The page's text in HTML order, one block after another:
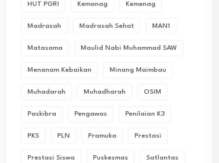
HUT PGRI Kemanag Kemenag
Madrasah Madrasah Sehat MAN1
Matasama Maulid Nabi Muhammad SAW
Menanam Kebaikan Minang Maimbau
Muhadarah Muhadharah OSIM
Paskibra Pengawas Penilaian K3
PKS PLN Pramuka Prestasi
Prestasi Siswa Puskesmas Satlantas